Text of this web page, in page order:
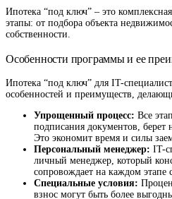
Ипотека “под ключ” – это
этапы: от подбора объекта
собственности.
Особенности программы и ее
Ипотека “под ключ” для IT-
особенностей и преимуществ,
Упрощенный процесс: Все
подписания документов, берет
Это экономит время и силы
Персональный менеджер: IT-
личный менеджер, который
сопровождает на каждом этапе
Специальные условия:
взнос могут быть более